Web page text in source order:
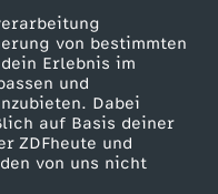
von bestimmten
Erlebnis im
und
Dabei
auf Basis deiner
ZDFheute und
von uns nicht